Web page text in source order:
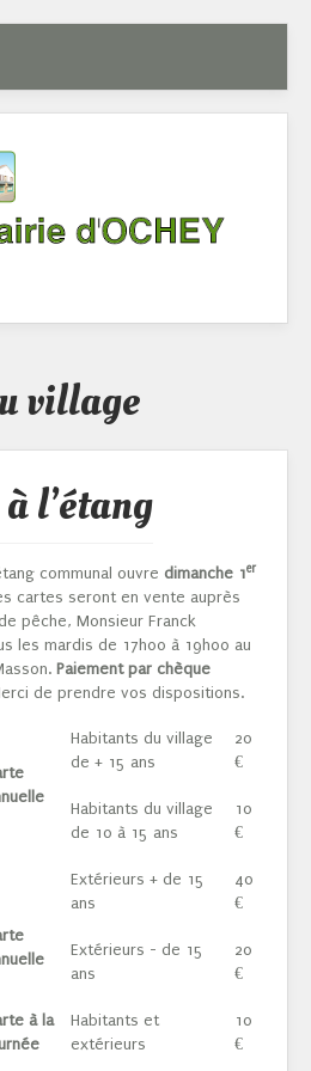
village
l’étang
communal ouvre dimanche 1er
cartes seront en vente auprès
pêche, Monsieur Franck
les mardis de 17h00 à 19h00 au
Paiement par chèque
de prendre vos dispositions.
Habitants du village
de + 15 ans
20
€
Habitants du village
de 10 à 15 ans
10
€
Extérieurs + de 15
ans
40
€
Extérieurs - de 15
ans
20
€
à la
Habitants et
extérieurs
10
€